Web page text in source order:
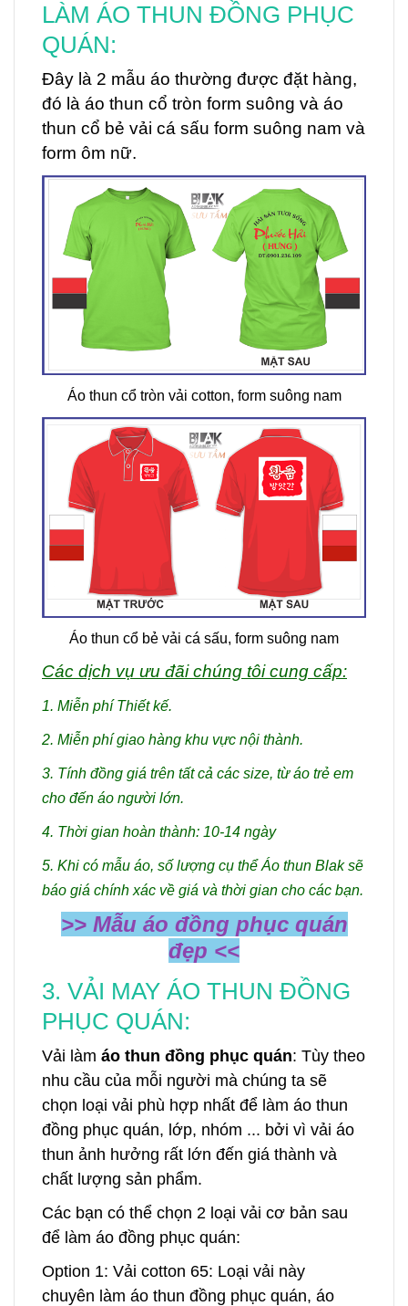
LÀM ÁO THUN ĐỒNG PHỤC
QUÁN:
Đây là 2 mẫu áo thường được đặt hàng,
đó là áo thun cổ tròn form suông và áo
thun cổ bẻ vải cá sấu form suông nam và
form ôm nữ.
Áo thun cổ tròn vải cotton, form suông nam
Áo thun cổ bẻ vải cá sấu, form suông nam
Các dịch vụ ưu đãi chúng tôi cung cấp:
1. Miễn phí Thiết kế.
2. Miễn phí giao hàng khu vực nội thành.
3. Tính đồng giá trên tất cả các size, từ áo trẻ em
cho đến áo người lớn.
4. Thời gian hoàn thành: 10-14 ngày
5. Khi có mẫu áo, số lượng cụ thể Áo thun Blak sẽ
báo giá chính xác về giá và thời gian cho các bạn.
>> Mẫu áo đồng phục quán
đẹp <<
3. VẢI MAY ÁO THUN ĐỒNG
PHỤC QUÁN:
Vải làm áo thun đồng phục quán: Tùy theo
nhu cầu của mỗi người mà chúng ta sẽ
chọn loại vải phù hợp nhất để làm áo thun
đồng phục quán, lớp, nhóm ... bởi vì vải áo
thun ảnh hưởng rất lớn đến giá thành và
chất lượng sản phẩm.
Các bạn có thể chọn 2 loại vải cơ bản sau
để làm áo đồng phục quán:
Option 1: Vải cotton 65: Loại vải này
chuyên làm áo thun đồng phục quán, áo